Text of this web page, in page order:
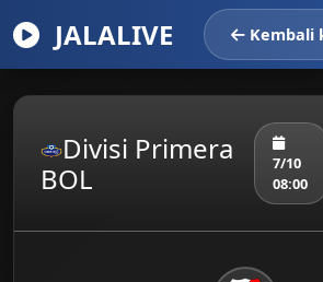
JALALIVE Kembali
Divisi Primera
BOL
7/10
08:00